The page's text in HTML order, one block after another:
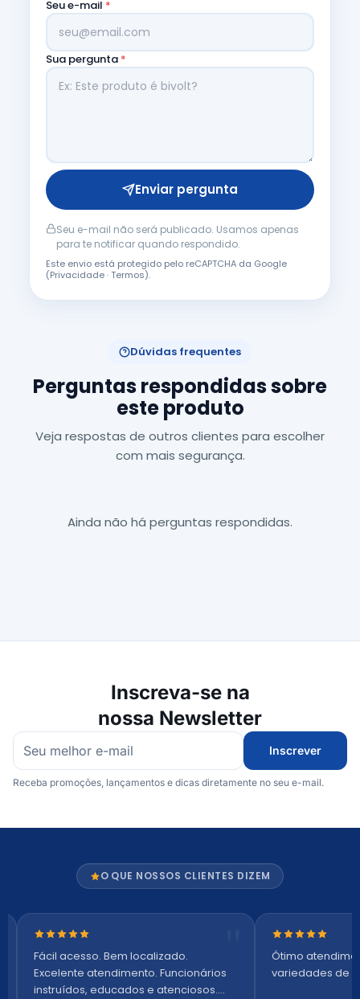
Seu e-mail *
Sua pergunta *
Enviar pergunta
Seu e-mail não será publicado. Usamos apenas
para te notificar quando respondido.
Este envio está protegido pelo reCAPTCHA da Google
(Privacidade·Termos).
Dúvidas frequentes
Perguntas respondidas sobre
este produto
Veja respostas de outros clientes para escolher
com mais segurança.
Ainda não há perguntas respondidas.
Inscreva-se na
nossa Newsletter
Inscrever
Receba promoções, lançamentos e dicas diretamente no seu e-mail.
O QUE NOSSOS CLIENTES DIZEM
Nota 5 de 5 estrelas
Fácil acesso. Bem localizado.
Excelente atendimento. Funcionários
instruídos, educados e atenciosos.
Nota 5 de 5
Ótimo
variedades de